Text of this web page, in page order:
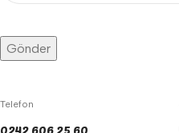
Telefon
0242 606 25 60